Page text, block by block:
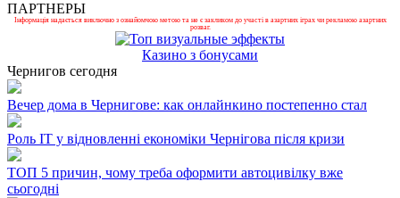
ПАРТНЕРЫ
Інформація надається виключно з ознайомчою метою та не є закликом до участі в азартних іграх чи рекламою азартних
розваг.
Казино з бонусами
Чернигов сегодня
Вечер дома в Чернигове: как онлайнкино постепенно стал
Роль ІТ у відновленні економіки Чернігова після кризи
ТОП 5 причин, чому треба оформити автоцивілку вже
сьогодні